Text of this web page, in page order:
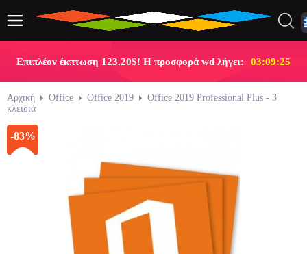
Επιπλέον έκπτωση 123.20$! Η προσφορά wd λήγει: 03:09:25
Αρχική Office Office 2019
Office 2019 Professional Plus - 3
κλειδιά
-83%